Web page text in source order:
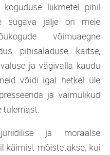
liikmetel pihil
sügava jälje on meie
võimuaegne
pihisaladuse kaitse,
ja vägivalla kaudu
võidi igal hetkel üle
ja vaimulikud
tulemast.
ja moraalse
käimist mõistetakse, kui